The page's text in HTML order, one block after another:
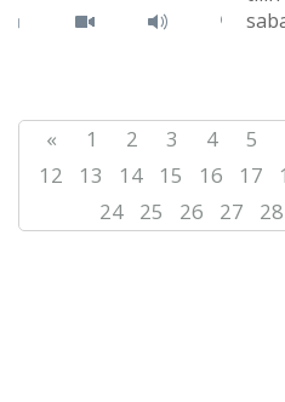
« 1 2 3 4 5
12
13 14 15 16 17
24
25 26 27 28